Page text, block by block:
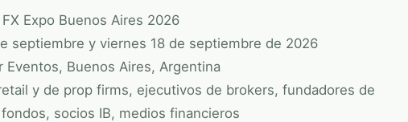
FX Expo Buenos Aires 2026
septiembre y viernes 18 de septiembre de 2026
Eventos, Buenos Aires, Argentina
y de prop firms, ejecutivos de brokers, fundadores de
socios IB, medios financieros